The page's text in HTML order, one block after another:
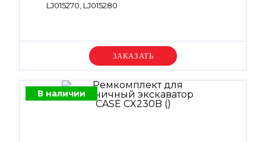
LJ015270, LJ015280
Уточняйте цену
В наличии